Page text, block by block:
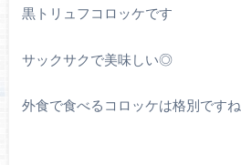
黒トリュフコロッケです
サックサクで美味しい◎
外食で食べるコロッケは格別ですね